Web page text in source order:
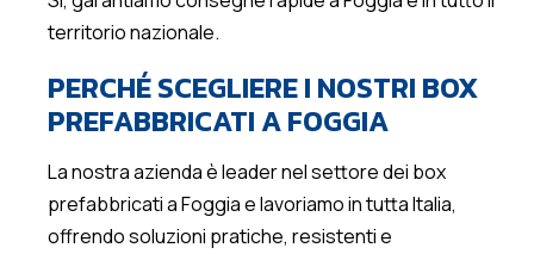
territorio nazionale.
PERCHÉ SCEGLIERE I NOSTRI BOX
PREFABBRICATI A FOGGIA
La nostra azienda è leader nel settore dei box
prefabbricati a Foggia e lavoriamo in tutta Italia,
offrendo soluzioni pratiche, resistenti e